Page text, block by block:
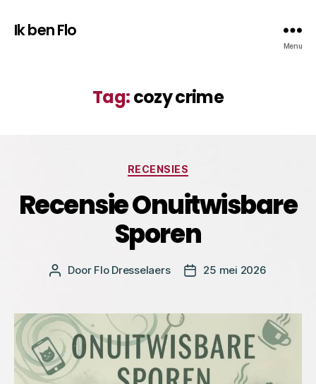
Ik ben Flo
Menu
Tag:cozy crime
Categorieën
RECENSIES
Recensie Onuitwisbare
Sporen
Bericht
Door Flo Dresselaers Berichtdatum
25 mei 2026